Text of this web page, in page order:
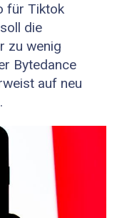
für Tiktok
die
zu wenig
Bytedance
auf neu